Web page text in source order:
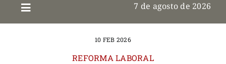
7 de agosto de 2026
10 FEB 2026
REFORMA LABORAL